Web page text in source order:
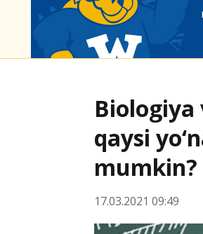
qaysi
mumkin?
17.03.2021 09:49